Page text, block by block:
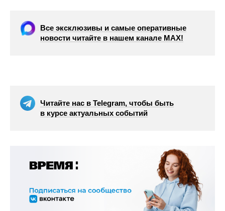
Все эксклюзивы и самые оперативные
новости читайте в нашем канале МАХ!
Читайте нас в Telegram, чтобы быть
в курсе актуальных событий